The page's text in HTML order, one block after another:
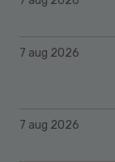
7 aug 2026
7 aug 2026